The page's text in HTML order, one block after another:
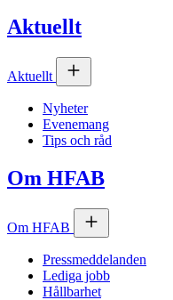
Aktuellt
Aktuellt
Nyheter
Evenemang
Tips och råd
Om HFAB
Om HFAB
Pressmeddelanden
Lediga jobb
Hållbarhet